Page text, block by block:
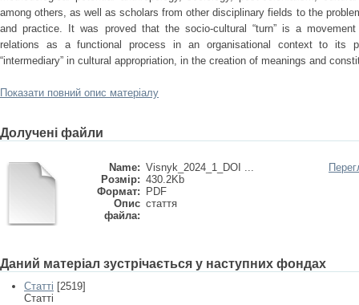
among others, as well as scholars from other disciplinary fields to the
and practice. It was proved that the socio-cultural “turn” is a
relations as a functional process in an organisational context to its
“intermediary” in cultural appropriation, in the creation of meanings and
Показати повний опис матеріалу
Долучені файли
Name: Visnyk_2024_1_DOI ...
Розмір: 430.2Kb
Формат:
PDF
Опис
файла:
стаття
Даний матеріал зустрічається у наступних фондах
Статті [2519]
Статті